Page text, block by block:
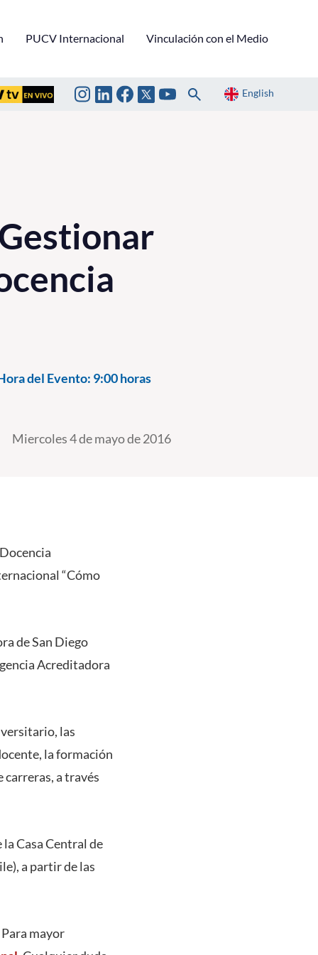
PUCV Internacional Vinculación con el Medio
English
del Evento: 9:00 horas
Miercoles 4 de mayo de 2016
“Cómo
de San Diego
Acreditadora
las
la formación
a través
la Casa Central de
a partir de las
Para mayor